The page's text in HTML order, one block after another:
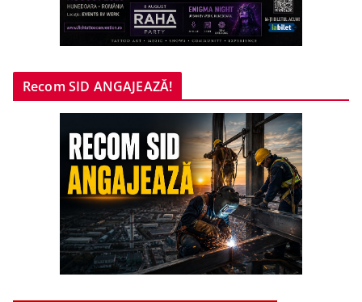
Recom SID ANGAJEAZĂ!